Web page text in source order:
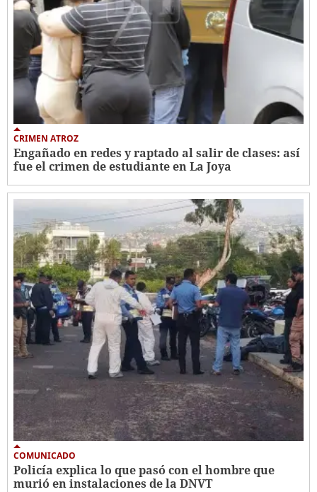
CRIMEN ATROZ
Engañado en redes y raptado al salir de clases: así
fue el crimen de estudiante en La Joya
COMUNICADO
Policía explica lo que pasó con el hombre que
murió en instalaciones de la DNVT